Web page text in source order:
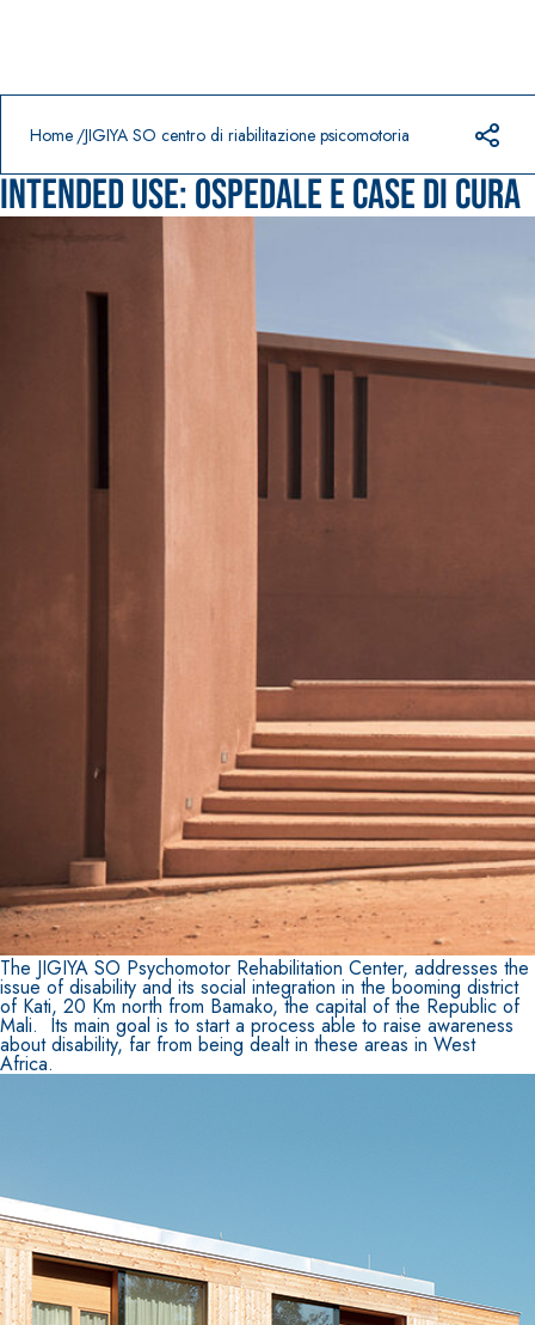
Home JIGIYA SO centro di riabilitazione psicomotoria
Intended use:Ospedale e case di cura
The JIGIYA SO Psychomotor Rehabilitation Center, addresses the
issue of disability and its social integration in the booming district
of Kati, 20 Km north from Bamako, the capital of the Republic of
Mali. Its main goal is to start a process able to raise awareness
about disability, far from being dealt in these areas in West
Africa.
Prodotti in primo piano
– IMPERMEABILIZZANTI
Guaina impermeabilizzante elastica
polimero cementizia